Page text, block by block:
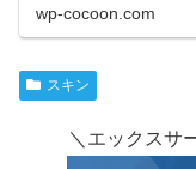
wp-cocoon.com
スキン
＼エックスサ